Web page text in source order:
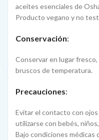
aceites esenciales de
Producto vegano y no
Conservación:
Conservar en lugar
bruscos de temperatura.
Precauciones:
Evitar el contacto con
utilizarse con bebés,
Bajo condiciones